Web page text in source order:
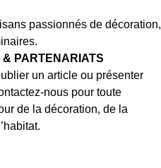
passionnés de décoration,
& PARTENARIATS
un article ou présenter
nous pour toute
de la décoration, de la